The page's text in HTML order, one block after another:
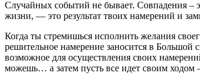
Случайных событий не бывает. Совпадения –
жизни, — это результат твоих намерений и
Когда ты стремишься исполнить желания
решительное намерение заносится в Большой
возможное для осуществления своих
можешь… а затем пусть все идет своим ходом